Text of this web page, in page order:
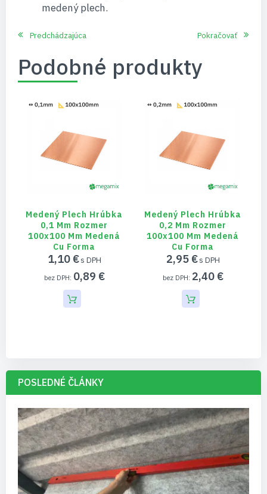
medený plech.
Predchádzajúca Pokračovať
Podobné produkty
Medený Plech Hrúbka
0,1 Mm Rozmer
100x100 Mm Medená
Cu Forma
1,10 €
0,89 €
Medený Plech Hrúbka
0,2 Mm Rozmer
100x100 Mm Medená
Cu Forma
2,95 €
2,40 €
POSLEDNÉ ČLÁNKY